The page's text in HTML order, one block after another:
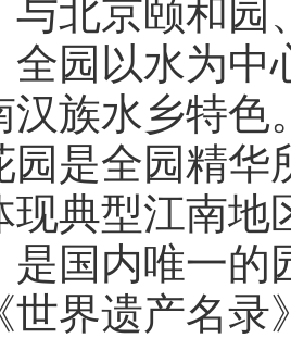
与北京颐和园
全园以水为
汉族水乡特色
园是全园精
现典型江南地
是国内唯一的
世界遗产名